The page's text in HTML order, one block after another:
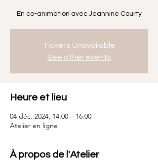
En co-animation avec Jeannine Courty
Tickets Unavailable
See other events
Heure et lieu
04 déc. 2024, 14:00 – 16:00
Atelier en ligne
À propos de l'Atelier